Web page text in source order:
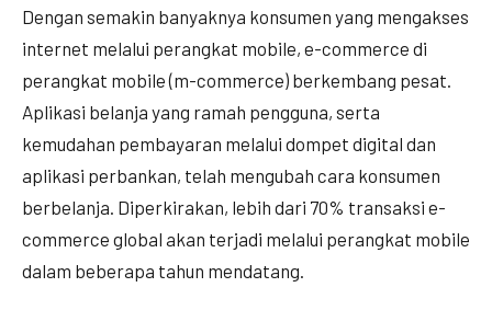
Dengan semakin banyaknya konsumen yang mengakses
internet melalui perangkat mobile, e-commerce di
perangkat mobile (m-commerce) berkembang pesat.
Aplikasi belanja yang ramah pengguna, serta
kemudahan pembayaran melalui dompet digital dan
aplikasi perbankan, telah mengubah cara konsumen
berbelanja. Diperkirakan, lebih dari 70% transaksi e-
commerce global akan terjadi melalui perangkat mobile
dalam beberapa tahun mendatang.